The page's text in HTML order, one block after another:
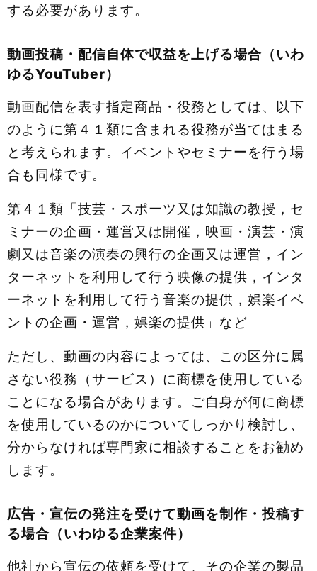
する必要があります。
動画投稿・配信自体で収益を上げる場合（いわ
ゆるYouTuber）
動画配信を表す指定商品・役務としては、以下
のように第４１類に含まれる役務が当てはまる
と考えられます。イベントやセミナーを行う場
合も同様です。
第４１類「技芸・スポーツ又は知識の教授，セ
ミナーの企画・運営又は開催，映画・演芸・演
劇又は音楽の演奏の興行の企画又は運営，イン
ターネットを利用して行う映像の提供，インタ
ーネットを利用して行う音楽の提供，娯楽イベ
ントの企画・運営，娯楽の提供」など
ただし、動画の内容によっては、この区分に属
さない役務（サービス）に商標を使用している
ことになる場合があります。ご自身が何に商標
を使用しているのかについてしっかり検討し、
分からなければ専門家に相談することをお勧め
します。
広告・宣伝の発注を受けて動画を制作・投稿す
る場合（いわゆる企業案件）
他社から宣伝の依頼を受けて、その企業の製品